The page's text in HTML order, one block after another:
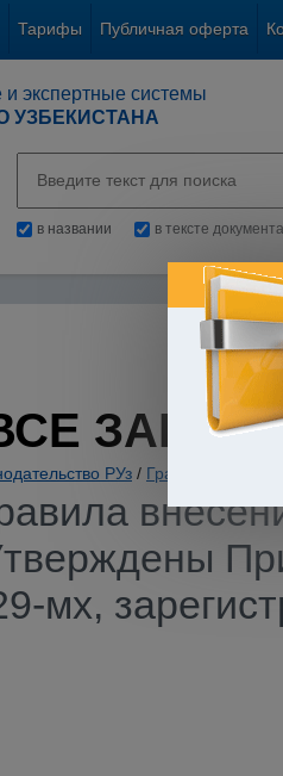
Тарифы Публичная оферта
экспертные системы
УЗБЕКИСТАНА
в названии в тексте документа
РУз / Гражданское и
мх,